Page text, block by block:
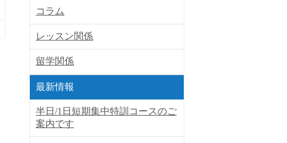
コラム
レッスン関係
留学関係
最新情報
半日/1日短期集中特訓コースのご
案内です